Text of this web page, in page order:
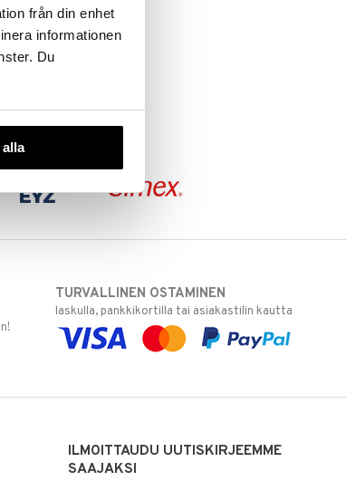
från din enhet
informationen
Du
TURVALLINEN OSTAMINEN
laskulla, pankkikortilla tai asiakastilin kautta
ILMOITTAUDU UUTISKIRJEEMME
SAAJAKSI